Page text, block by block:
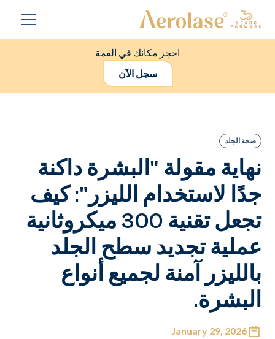
احجز مكانك في القمة
سجل الآن
صحة الجلد
نهاية مقولة "البشرة داكنة
جدًا لاستخدام الليزر": كيف
تجعل تقنية 300 ميكروثانية
عملية تجديد سطح الجلد
بالليزر آمنة لجميع أنواع
البشرة.
January 29, 2026